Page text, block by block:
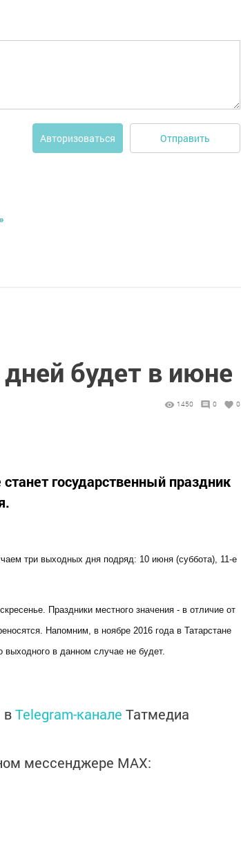
Авторизоваться Отправить
будет в июне
1450 0 0
государственный праздник
три выходных дня подряд: 10 июня (суббота), 11-е
Праздники местного значения - в отличие от
Напомним, в ноябре 2016 года в Татарстане
в данном случае не будет.
вTelegram-канале Татмедиа
мессенджере MАХ: